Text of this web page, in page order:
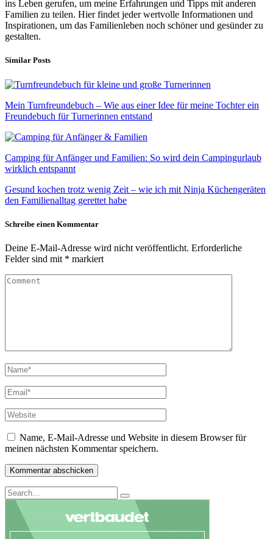
ins Leben gerufen, um meine Erfahrungen und Tipps mit anderen
Familien zu teilen. Hier findet jeder wertvolle Informationen und
Inspirationen, um das Familienleben noch schöner und gesünder zu
gestalten.
Similar Posts
Mein Turnfreundebuch – Wie aus einer Idee für meine Tochter ein
Freundebuch für Turnerinnen entstand
Camping für Anfänger und Familien: So wird dein Campingurlaub
wirklich entspannt
Gesund kochen trotz wenig Zeit – wie ich mit Ninja Küchengeräten
den Familienalltag gerettet habe
Schreibe einen Kommentar
Deine E-Mail-Adresse wird nicht veröffentlicht. Erforderliche
Felder sind mit * markiert
Name, E-Mail-Adresse und Website in diesem Browser für
meinen nächsten Kommentar speichern.
Search
for:
Search